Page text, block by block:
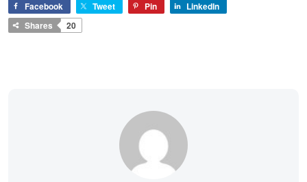
Facebook Tweet Pin
LinkedIn
Shares
20